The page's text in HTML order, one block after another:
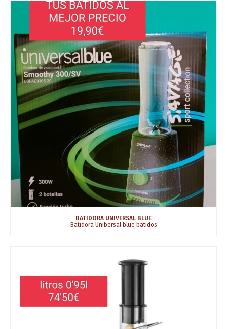
BATIDORA UNIVERSAL BLUE
Batidora Unibersal blue batidos